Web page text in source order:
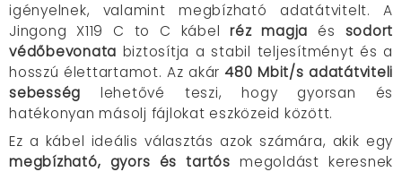
igényelnek, valamint megbízható adatátvitelt.
A
Jingong X119 C to C kábelréz magja és sodort
védőbevonata biztosítja a stabil teljesítményt és a
hosszú élettartamot. Az akár480 Mbit/s adatátviteli
sebesség lehetővé teszi, hogy gyorsan és
hatékonyan másolj fájlokat eszközeid között.
Ez a kábel ideális választás azok számára, akik egy
megbízható, gyors és tartós megoldást keresnek